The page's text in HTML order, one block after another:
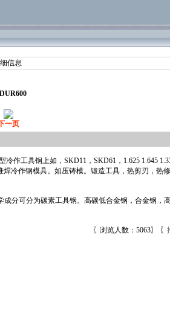
信息
DUR600
一页
作工具钢上如，SKD11，SKD61，1.625 1.645
焊冷作钢模具。如压铸模。锻造工具，热剪刃，热
分可分为碳素工具钢。高碳低合金钢，合金钢，
〖浏览人数：5063〗 〖